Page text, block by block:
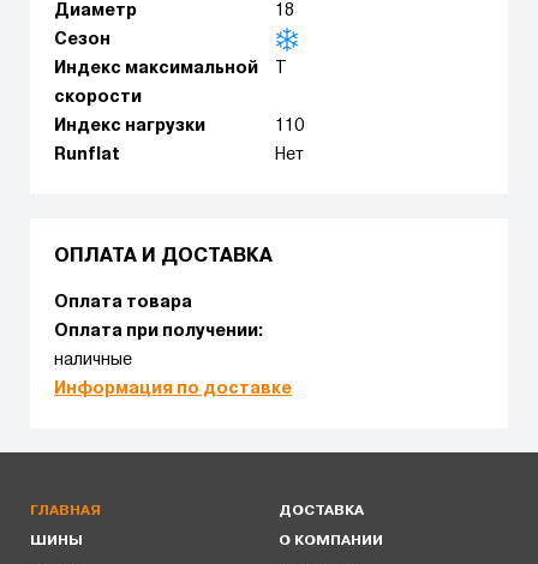
Диаметр
18
Сезон
Индекс максимальной
скорости
Индекс нагрузки
110
Runflat
Нет
ОПЛАТА И ДОСТАВКА
Оплата товара
Оплата при получении:
наличные
Информация по доставке
ГЛАВНАЯ
ШИНЫ
ДОСТАВКА
О КОМПАНИИ